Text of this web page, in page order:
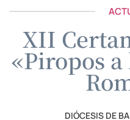
XII
«Piropos
DIÓCESIS DE